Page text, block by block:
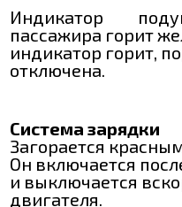
Индикатор
пассажира горит
индикатор горит,
отключена.
Система зарядки
Загорается
Он включается
и выключается
двигателя.